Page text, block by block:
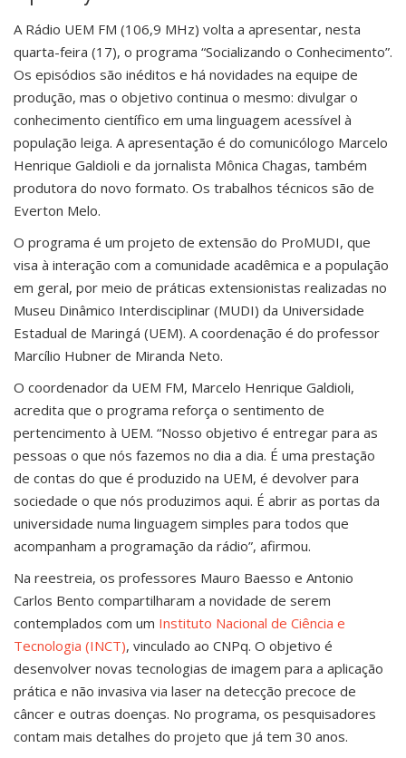
A Rádio UEM FM (106,9 MHz) volta a apresentar, nesta
quarta-feira (17), o programa “Socializando o Conhecimento”.
Os episódios são inéditos e há novidades na equipe de
produção, mas o objetivo continua o mesmo: divulgar o
conhecimento científico em uma linguagem acessível à
população leiga. A apresentação é do comunicólogo Marcelo
Henrique Galdioli e da jornalista Mônica Chagas, também
produtora do novo formato. Os trabalhos técnicos são de
Everton Melo.
O programa é um projeto de extensão do ProMUDI, que
visa à interação com a comunidade acadêmica e a população
em geral, por meio de práticas extensionistas realizadas no
Museu Dinâmico Interdisciplinar (MUDI) da Universidade
Estadual de Maringá (UEM). A coordenação é do professor
Marcílio Hubner de Miranda Neto.
O coordenador da UEM FM, Marcelo Henrique Galdioli,
acredita que o programa reforça o sentimento de
pertencimento à UEM. “Nosso objetivo é entregar para as
pessoas o que nós fazemos no dia a dia. É uma prestação
de contas do que é produzido na UEM, é devolver para
sociedade o que nós produzimos aqui. É abrir as portas da
universidade numa linguagem simples para todos que
acompanham a programação da rádio”, afirmou.
Na reestreia, os professores Mauro Baesso e Antonio
Carlos Bento compartilharam a novidade de serem
contemplados com um Instituto Nacional de Ciência e
Tecnologia (INCT), vinculado ao CNPq. O objetivo é
desenvolver novas tecnologias de imagem para a aplicação
prática e não invasiva via laser na detecção precoce de
câncer e outras doenças. No programa, os pesquisadores
contam mais detalhes do projeto que já tem 30 anos.